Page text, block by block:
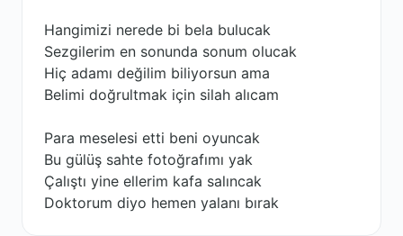
Hangimizi nerede bi bela bulucak
Sezgilerim en sonunda sonum olucak
Hiç adamı değilim biliyorsun ama
Belimi doğrultmak için silah alıcam
Para meselesi etti beni oyuncak
Bu gülüş sahte fotoğrafımı yak
Çalıştı yine ellerim kafa salıncak
Doktorum diyo hemen yalanı bırak